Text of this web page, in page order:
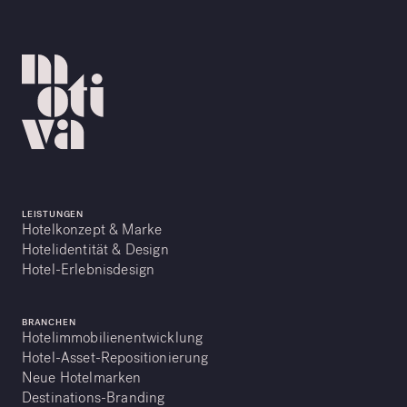
LEISTUNGEN
Hotelkonzept & Marke
Hotelidentität & Design
Hotel-Erlebnisdesign
BRANCHEN
Hotelimmobilienentwicklung
Hotel-Asset-Repositionierung
Neue Hotelmarken
Destinations-Branding